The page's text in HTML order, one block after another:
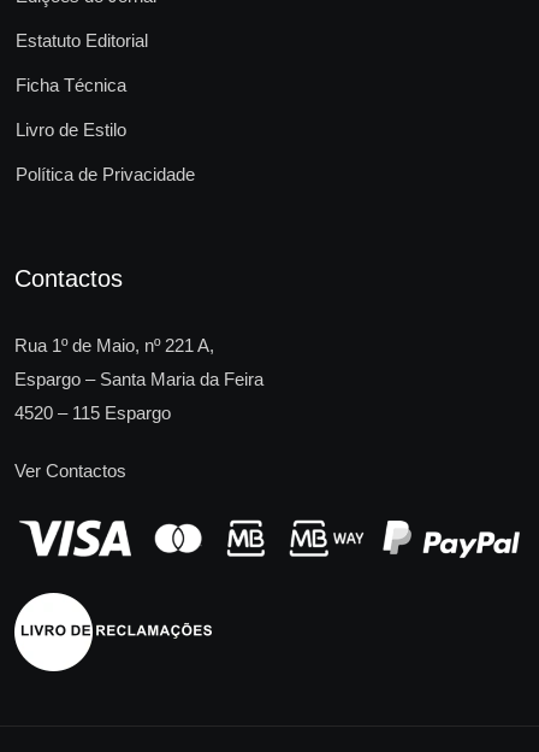
Estatuto Editorial
Ficha Técnica
Livro de Estilo
Política de Privacidade
Contactos
Rua 1º de Maio, nº 221 A,
Espargo – Santa Maria da Feira
4520 – 115 Espargo
Ver Contactos